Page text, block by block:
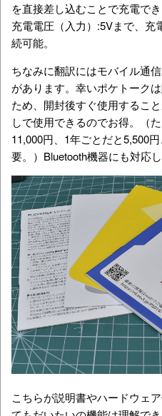
を直接差し込むことで充電で
充電電圧（入力）:5Vまで、充
続可能。
ちなみに翻訳にはモバイル通
があります。幸いポケトーク
ため、開封後すぐ使用するこ
しで使用できるのでお得。（
11,000円、1年ごとだと5,500
要。）Bluetooth機器にも対応
こちらが説明書やハードウェ